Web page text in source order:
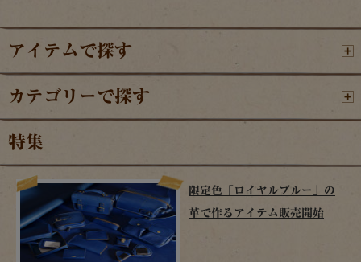
アイテムで探す
カテゴリーで探す
特集
限定色「ロイヤルブルー」の
革で作るアイテム販売開始